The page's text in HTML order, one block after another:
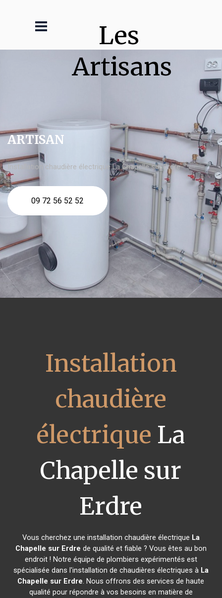
Les
Artisans
ARTISAN
Installation chaudière électrique La Chapelle sur Erdre
09 72 56 52 52
Installation
chaudière
électrique La
Chapelle sur
Erdre
Vous cherchez une installation chaudière électrique La
Chapelle sur Erdre de qualité et fiable ? Vous êtes au bon
endroit ! Notre équipe de plombiers expérimentés est
spécialisée dans l'installation de chaudières électriques à La
Chapelle sur Erdre. Nous offrons des services de haute
qualité pour répondre à vos besoins en matière de